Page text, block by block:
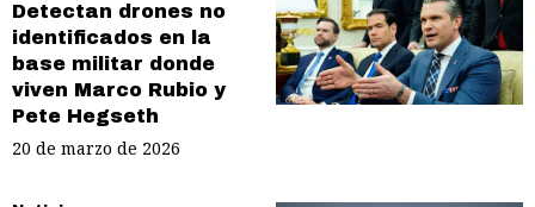
Detectan drones no
identificados en la
base militar donde
viven Marco Rubio y
Pete Hegseth
20 de marzo de 2026